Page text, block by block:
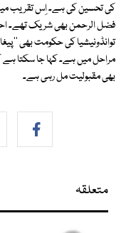
کی تحسین کی ہے۔ اِس تقریب میں
فضل الرحمن بھی شریک تھے۔
توانڈونیشیا کی حکومت بھی
مراحل میں ہے۔ کہا جا سکتا ہے
بھی مقبولیت مل رہی ہے۔
متعلقہ